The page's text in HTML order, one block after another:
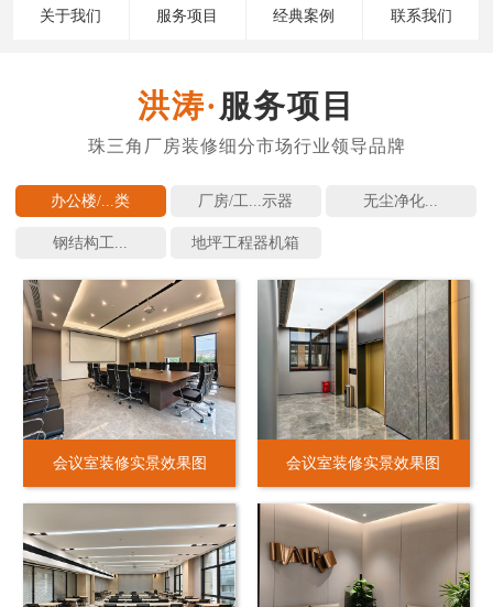
关于我们 服务项目 经典案例 联系我们
服务项目
办公楼/... 厂房/工... 无尘净化...
钢结构工... 地坪工程
会议室装修实景效果图 会议室装修实景效果图